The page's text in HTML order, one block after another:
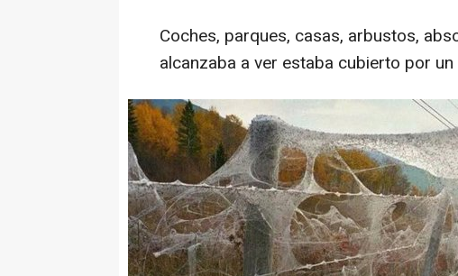
Coches, parques, casas, arbustos,
alcanzaba a ver estaba cubierto por